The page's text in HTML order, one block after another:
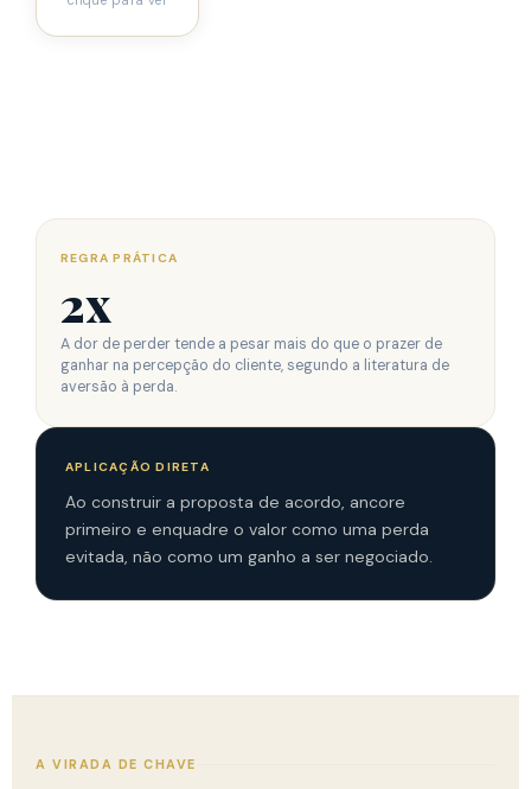
REGRA PRÁTICA
2x
A dor de perder tende a pesar mais do que o prazer de
ganhar na percepção do cliente, segundo a literatura de
aversão à perda.
APLICAÇÃO DIRETA
Ao construir a proposta de acordo, ancore
primeiro e enquadre o valor como uma perda
evitada, não como um ganho a ser negociado.
A VIRADA DE CHAVE